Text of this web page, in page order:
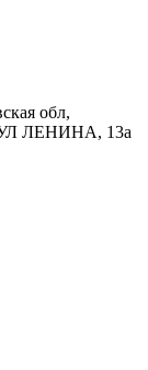
обл,
УЛ ЛЕНИНА, 13а